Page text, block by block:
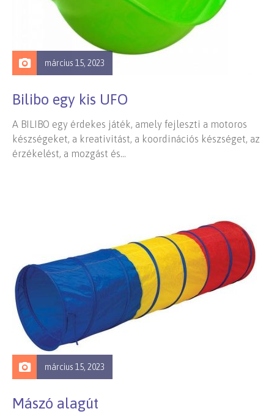
március 15, 2023
Bilibo egy kis UFO
A BILIBO egy érdekes játék, amely fejleszti a motoros
készségeket, a kreativitást, a koordinációs készséget, az
érzékelést, a mozgást és…
március 15, 2023
Mászó alagút